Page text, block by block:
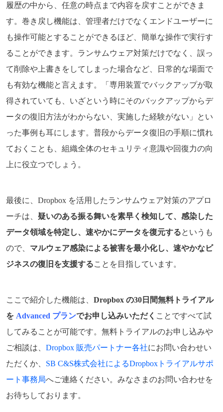
履歴の中から、任意の時点まで内容を戻すことができま
す。巻き戻し機能は、管理者だけでなくエンドユーザーに
も操作可能とすることができるほど、簡単な操作で実行す
ることができます。ランサムウェア対策だけでなく、誤っ
て削除や上書きをしてしまった場合など、日常的な場面で
も有効な機能と言えます。「専用装置でバックアップが取
得されていても、いざという時にそのバックアップからデ
ータの復旧方法がわからない、実施した経験がない」とい
った事例も耳にします。普段からデータ復旧の手順に慣れ
ておくことも、組織全体のセキュリティ意識や回復力の向
上に役立つでしょう。
最後に、Dropbox を活用したランサムウェア対策のアプロ
ーチは、 疑いのある振る舞いを素早く検知して、感染した
データ領域を特定し、速やかにデータを復元するというも
ので、 マルウェア感染による被害を最小化し、速やかなビ
ジネスの復旧を支援することを目指しています。
ここで紹介した機能は、 Dropbox の30日間無料トライアル
を Advanced プランでお申し込みいただく ことですべて試
してみることが可能です。無料トライアルのお申し込みや
ご相談は、 Dropbox 販売パートナー各社にお問い合わせい
ただくか、 SB C&S株式会社によるDropboxトライアルサポ
ート事務局へご連絡ください。みなさまのお問い合わせを
お待ちしております。